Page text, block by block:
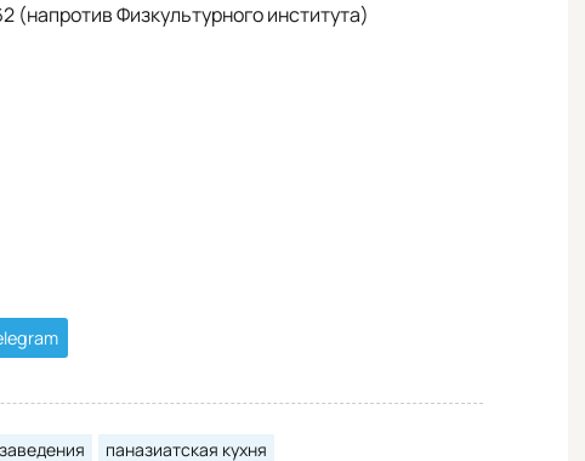
(напротив Физкультурного института)
паназиатская кухня